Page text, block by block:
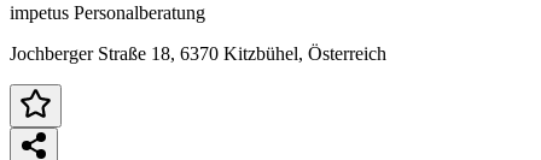
impetus Personalberatung
Jochberger Straße 18, 6370 Kitzbühel, Österreich